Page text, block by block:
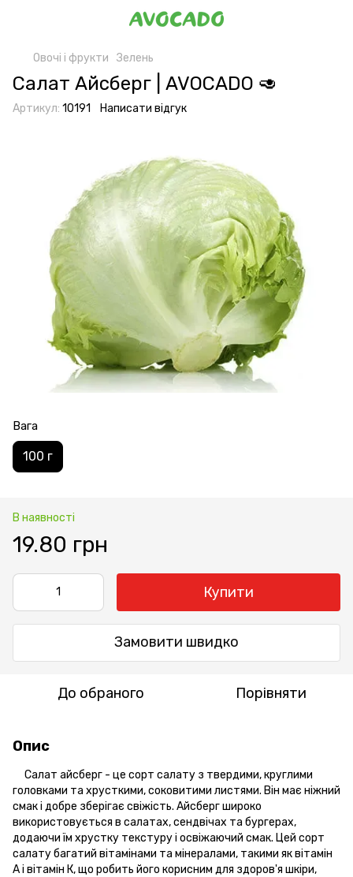
Овочі і фрукти Зелень
Салат Айсберг | AVOCADO 🥑
Артикул: 10191 Написати відгук
Вага
100 г
В наявності
19.80 грн
Купити
Замовити швидко
До обраного Порівняти
Опис
Салат айсберг - це сорт салату з твердими, круглими
головками та хрусткими, соковитими листями. Він має ніжний
смак і добре зберігає свіжість. Айсберг широко
використовується в салатах, сендвічах та бургерах,
додаючи їм хрустку текстуру і освіжаючий смак. Цей сорт
салату багатий вітамінами та мінералами, такими як вітамін
А і вітамін К, що робить його корисним для здоров'я шкіри,